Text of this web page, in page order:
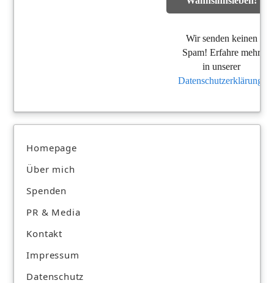
Wir senden keinen
Spam! Erfahre mehr
in unserer
Datenschutzerklärung
Homepage
Über mich
Spenden
PR & Media
Kontakt
Impressum
Datenschutz